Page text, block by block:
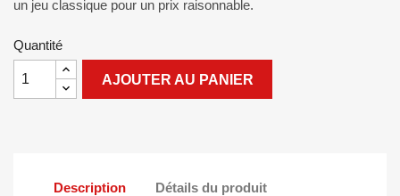
un jeu classique pour un prix raisonnable.
Quantité
AJOUTER AU PANIER
Description Détails du produit